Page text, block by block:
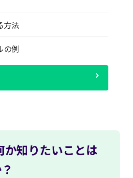
方法
の例
か知りたいことは